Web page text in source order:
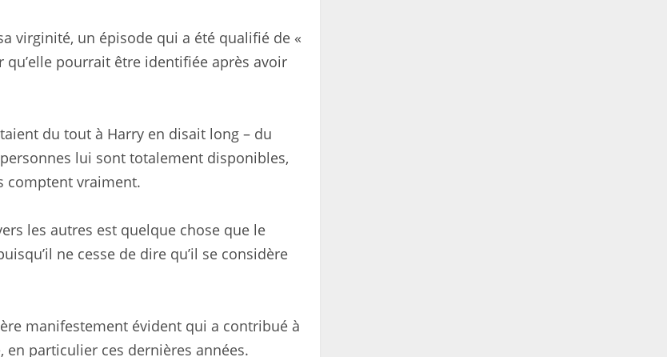
virginité, un épisode qui a été qualifié de «
pourrait être identifiée après avoir
du tout à Harry en disait long – du
lui sont totalement disponibles,
comptent vraiment.
les autres est quelque chose que le
ne cesse de dire qu’il se considère
manifestement évident qui a contribué à
particulier ces dernières années.